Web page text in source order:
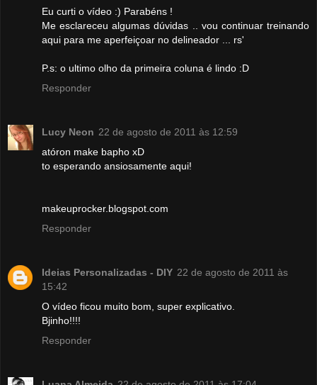
Eu curti o vídeo :) Parabéns !
Me esclareceu algumas dúvidas .. vou continuar treinando
aqui para me aperfeiçoar no delineador ... rs'
P.s: o ultimo olho da primeira coluna é lindo :D
Responder
Lucy Neon 22 de agosto de 2011 às 12:59
atóron make bapho xD
to esperando ansiosamente aqui!
makeuprocker.blogspot.com
Responder
Ideias Personalizadas - DIY 22 de agosto de 2011 às
15:42
O vídeo ficou muito bom, super explicativo.
Bjinho!!!!
Responder